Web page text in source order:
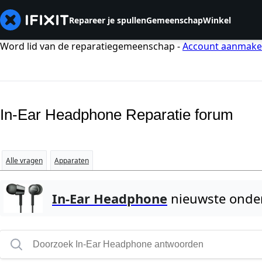
Repareer je spullenGemeenschapWinkel
Word lid van de reparatiegemeenschap -Account
In-Ear Headphone Reparatie forum
Alle vragen Apparaten
In-Ear Headphone nieuwste